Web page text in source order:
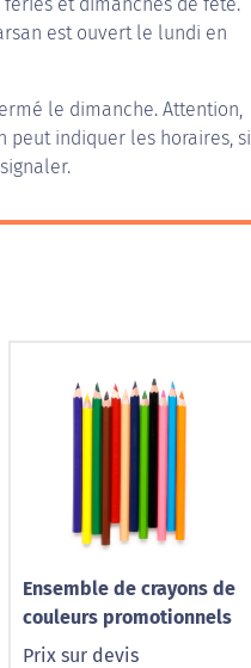
est ouvert le lundi en
le dimanche. Attention,
peut indiquer les horaires, si
Ensemble de crayons de
couleurs promotionnels
Prix sur devis